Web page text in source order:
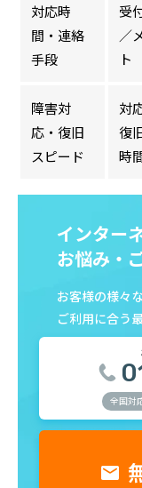
対応時
間・連絡
手段
受
／
ト
障害対
応・復旧
スピード
対
復
時
インター
お悩み・
お客様の様々
ご利用に合う
全国対